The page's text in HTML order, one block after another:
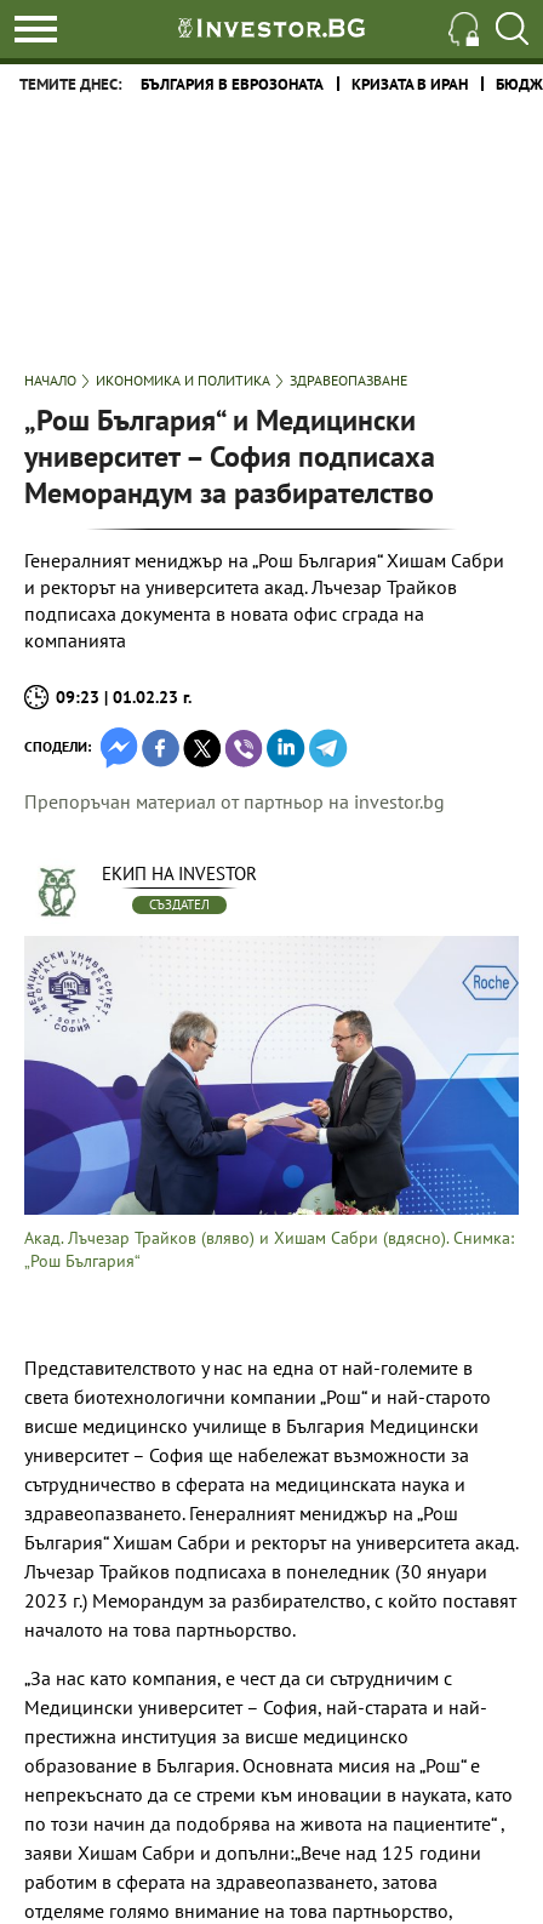
ТЕМИТЕ ДНЕС: БЪЛГАРИЯ В ЕВРОЗОНАТА КРИЗАТА В ИРАН
НАЧАЛО ИКОНОМИКА И ПОЛИТИКА ЗДРАВЕОПАЗВАНЕ
„Рош България“ и Медицински
университет – София подписаха
Меморандум за разбирателство
Генералният мениджър на „Рош България“ Хишам Сабри
и ректорът на университета акад. Лъчезар Трайков
подписаха документа в новата офис сграда на
компанията
09:23 | 01.02.23 г.
СПОДЕЛИ:
Препоръчан материал от партньор на investor.bg
ЕКИП НА INVESTOR
СЪЗДАТЕЛ
Акад. Лъчезар Трайков (вляво) и Хишам Сабри (вдясно). Снимка:
„Рош България“
Представителството у нас на една от най-големите в
света биотехнологични компании „Рош“ и най-старото
висше медицинско училище в България Медицински
университет – София ще набележат възможности за
сътрудничество в сферата на медицинската наука и
здравеопазването. Генералният мениджър на „Рош
България“ Хишам Сабри и ректорът на университета акад.
Лъчезар Трайков подписаха в понеледник (30 януари
2023 г.) Меморандум за разбирателство, с който поставят
началото на това партньорство.
„За нас като компания, е чест да си сътрудничим с
Медицински университет – София, най-старата и най-
престижна институция за висше медицинско
образование в България. Основната мисия на „Рош“ е
непрекъснато да се стреми към иновации в науката, като
по този начин да подобрява на живота на пациентите“ ,
заяви Хишам Сабри и допълни:„Вече над 125 години
работим в сферата на здравеопазването, затова
отделяме голямо внимание на това партньорство,